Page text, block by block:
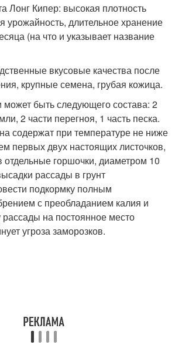
Лонг Кипер: высокая плотность
урожайность, длительное хранение
(на что и указывает название
вкусовые качества после
крупные семена, грубая кожица.
может быть следующего состава: 2
2 части перегноя, 1 часть песка.
содержат при температуре не ниже
первых двух настоящих листочков,
горшочки, диаметром 10
рассады в грунт
подкормку полным
с преобладанием калия и
на постоянное место
угроза заморозков.